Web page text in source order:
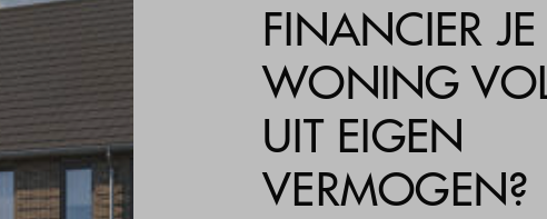
FINANCIER
WONING
UIT EIGEN
VERMOGEN?